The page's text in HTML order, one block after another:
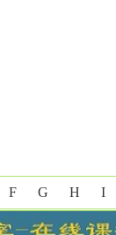
F G H I